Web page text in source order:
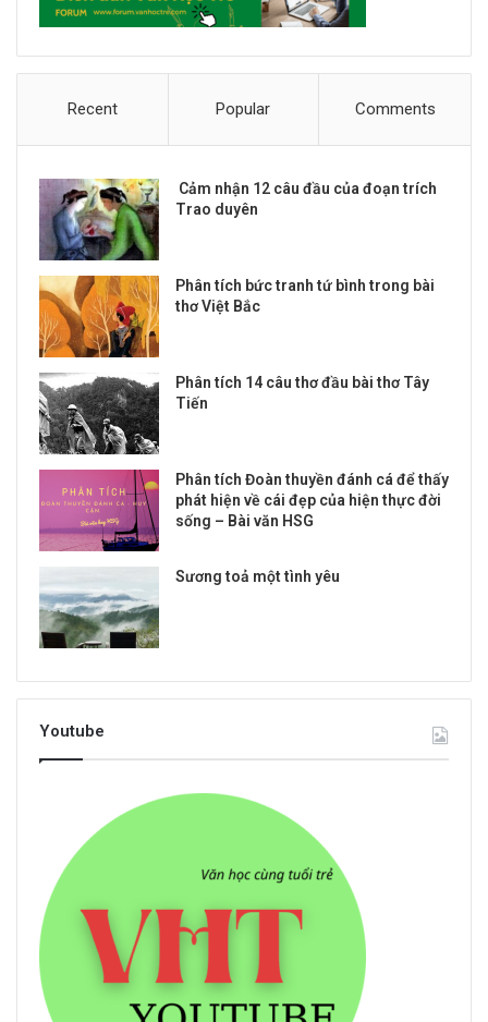
Recent Popular Comments
Cảm nhận 12 câu đầu của đoạn trích
Trao duyên
Phân tích bức tranh tứ bình trong bài
thơ Việt Bắc
Phân tích 14 câu thơ đầu bài thơ Tây
Tiến
Phân tích Đoàn thuyền đánh cá để thấy
phát hiện về cái đẹp của hiện thực đời
sống – Bài văn HSG
Sương toả một tình yêu
Youtube